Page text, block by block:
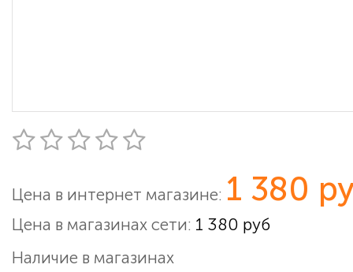
Цена в интернет магазине: 1 380
Цена в магазинах сети: 1 380 руб
Наличие в магазинах